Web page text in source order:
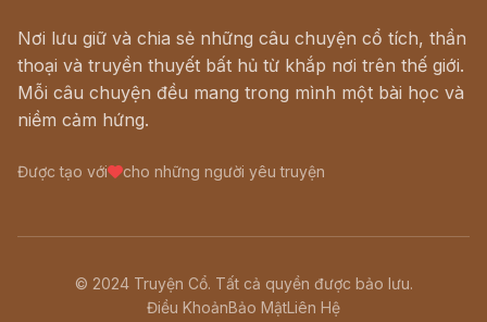
Nơi lưu giữ và chia sẻ những câu chuyện cổ tích, thần
thoại và truyền thuyết bất hủ từ khắp nơi trên thế giới.
Mỗi câu chuyện đều mang trong mình một bài học và
niềm cảm hứng.
Được tạo với cho những người yêu truyện
© 2024 Truyện Cổ. Tất cả quyền được bảo lưu.
Điều KhoảnBảo MậtLiên Hệ